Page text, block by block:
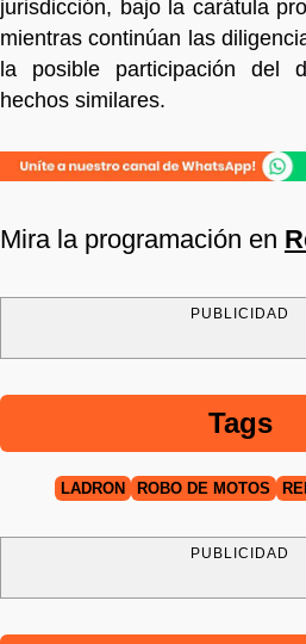
jurisdicción, bajo la carátula
mientras continúan las
la posible participación del
hechos similares.
Mira la programación en
PUBLICIDAD
Tags
LADRÓN ROBO DE MOTOS
PUBLICIDAD